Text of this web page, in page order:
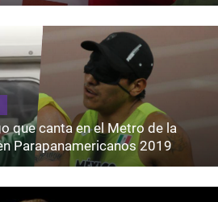
que canta en el Metro de la
Parapanamericanos 2019